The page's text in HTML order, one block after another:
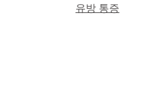
유방 통증